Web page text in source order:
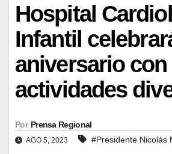
Hospital
Infantil
aniversario con
actividades
Por Prensa Regional
AGO 5, 2023 #Presidente Nicolás